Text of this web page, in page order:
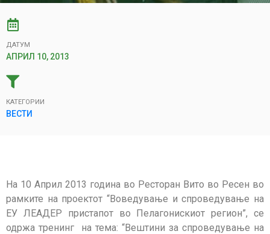
ДАТУМ
АПРИЛ 10, 2013
КАТЕГОРИИ
ВЕСТИ
На 10 Април 2013 година во Ресторан Вито во Ресен во
рамките на проектот “Воведување и спроведување на
ЕУ ЛЕАДЕР пристапот во Пелагонискиот регион”, се
одржа тренинг на тема: “Вeштини за спроведување на